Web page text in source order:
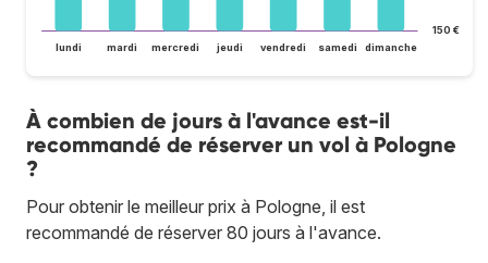
150 €
lundi mardi mercredi jeudi vendredi samedi dimanche
À combien de jours à l'avance est-il
recommandé de réserver un vol à Pologne
?
Pour obtenir le meilleur prix à Pologne, il est
recommandé de réserver 80 jours à l'avance.